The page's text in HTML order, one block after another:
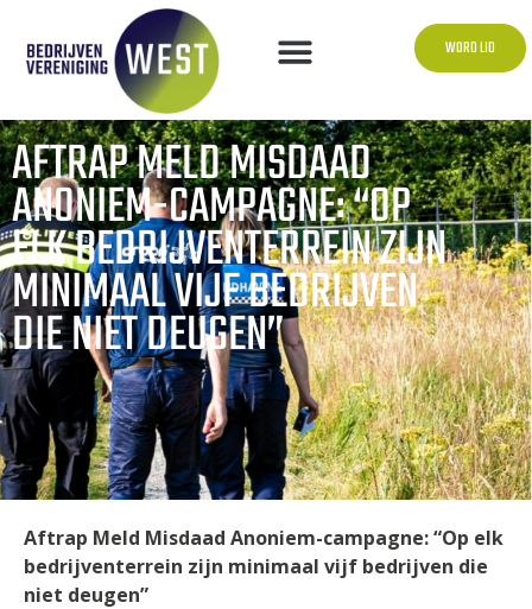
WORD LID
AFTRAP MELD MISDAAD
ANONIEM-CAMPAGNE: “OP
ELK BEDRIJVENTERREIN ZIJN
MINIMAAL VIJF BEDRIJVEN
DIE NIET DEUGEN”
Aftrap Meld Misdaad Anoniem-campagne: “Op elk
bedrijventerrein zijn minimaal vijf bedrijven die
niet deugen”